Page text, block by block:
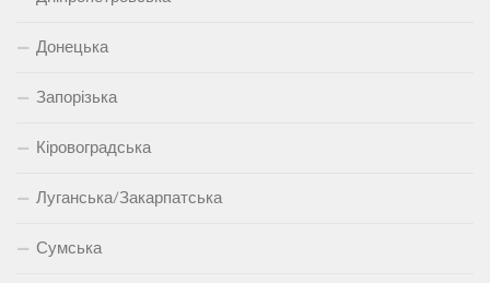
Донецька
Запорізька
Кіровоградська
Луганська/Закарпатська
Сумська